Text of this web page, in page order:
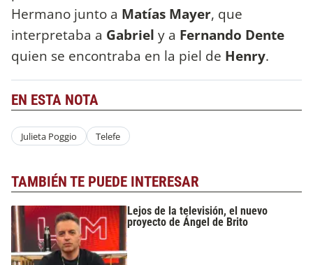
Hermano junto a Matías Mayer, que
interpretaba a Gabriel y a Fernando Dente
quien se encontraba en la piel de Henry.
EN ESTA NOTA
Julieta Poggio Telefe
TAMBIÉN TE PUEDE INTERESAR
Lejos de la televisión, el nuevo
proyecto de Ángel de Brito